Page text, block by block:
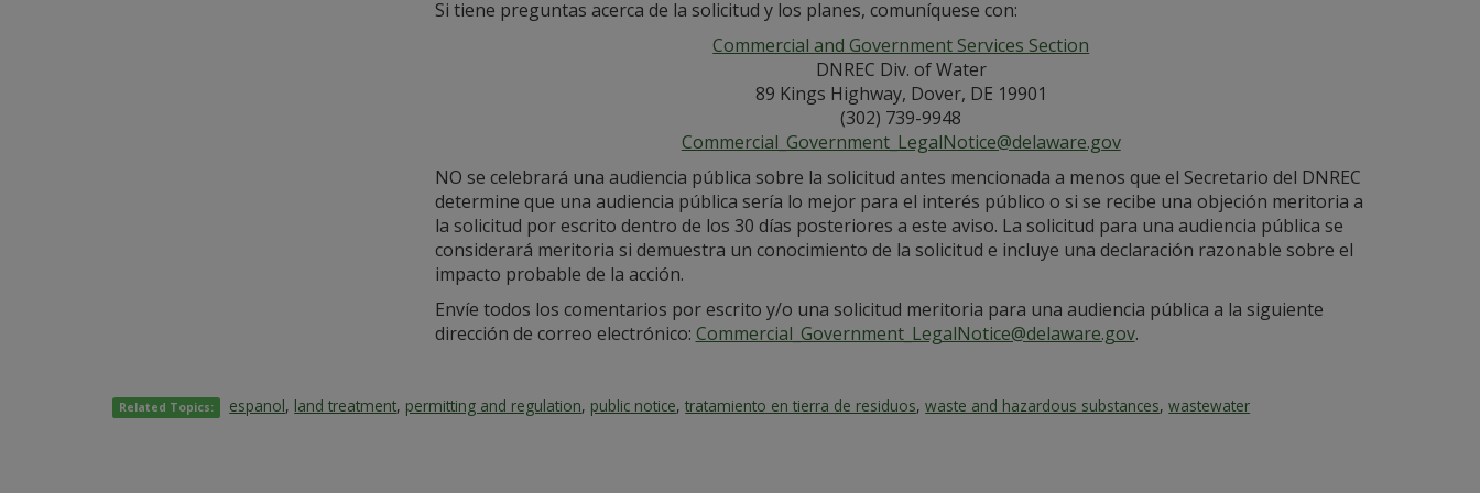
Si tiene preguntas acerca de la solicitud y los planes, comuníquese con:
Commercial and Government Services Section
DNREC Div. of Water
89 Kings Highway, Dover, DE 19901
(302) 739-9948
Commercial_Government_LegalNotice@delaware.gov
NO se celebrará una audiencia pública sobre la solicitud antes mencionada a menos que el Secretario del DNREC
determine que una audiencia pública sería lo mejor para el interés público o si se recibe una objeción meritoria a
la solicitud por escrito dentro de los 30 días posteriores a este aviso. La solicitud para una audiencia pública se
considerará meritoria si demuestra un conocimiento de la solicitud e incluye una declaración razonable sobre el
impacto probable de la acción.
Envíe todos los comentarios por escrito y/o una solicitud meritoria para una audiencia pública a la siguiente
dirección de correo electrónico: Commercial_Government_LegalNotice@delaware.gov.
Related Topics: espanol, land treatment, permitting and regulation, public notice,tratamiento en tierra de residuos,waste and hazardous substances,wastewater